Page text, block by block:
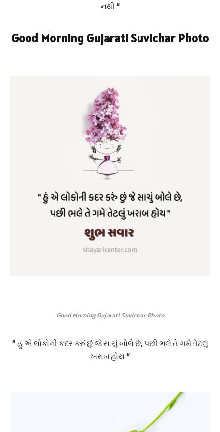
નથી “
Good Morning Gujarati Suvichar Photo
Good Morning Gujarati Suvichar Photo
” હું એ લોકોની કદર કરું છું જે સાચું બોલે છે, પછી ભલે તે ગમે તેટલું
ખરાબ હોય “